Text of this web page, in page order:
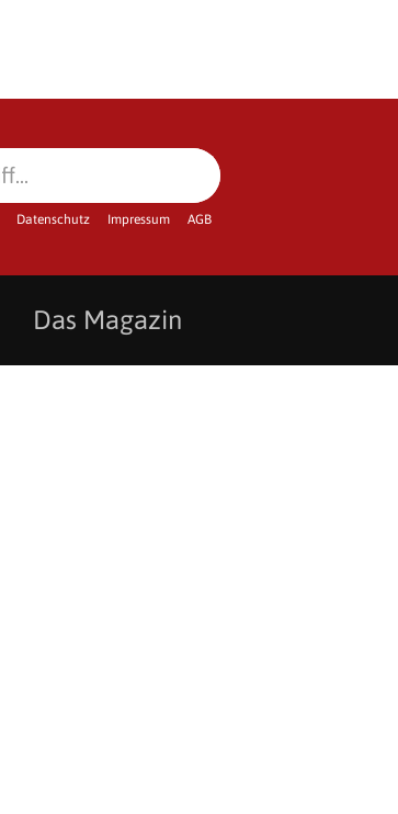
Datenschutz Impressum AGB
Das Magazin